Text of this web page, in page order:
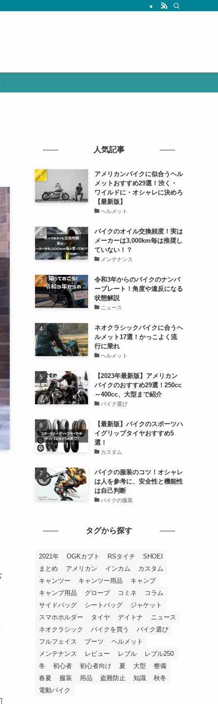
人気記事
アメリカンバイクに似合うヘル
メットおすすめ29選！渋く・
ワイルドに・オシャレに決めろ
【最新版】
ヘルメット
バイクのオイル交換頻度！実は
メーカーは3,000km毎は推奨し
ていない！？
メンテナンス
令和3年からのバイクのナンバ
ープレート！角度や違反になる
状態解説
ニュース
ネオクラシックバイクに合うヘ
ルメット17選！かっこよく流
行に乗れ
ヘルメット
【2023年最新版】アメリカン
バイクのおすすめ29選！250cc
～400cc、大型まで紹介
バイク選び
【最新版】バイクのスポーツハ
イグリップタイヤおすすめ5
選！
カスタム
バイクの服装のコツ！オシャレ
は人を参考に、安全性と機能性
は自己判断
バイクの服装
タグから探す
2021年 OGKカブト RSタイチ
SHOEI
まとめ
アメリカン インカム
カスタム
キャンツー
キャンツー用品
キャンプ
キャンプ用品
グローブ コミネ
コラム
サイドバッグ
シートバッグ
ジャケット
スマホホルダー
タイヤ デイトナ
ニュース
ネオクラシック
バイクを買う
バイク選び
フルフェイス
ブーツ
ヘルメット
メンテナンス
レビュー レブル
レブル250
冬
初心者 初心者向け 夏 大型
整備
春夏
服装 用品 盗難防止 知識
秋冬
電動バイク